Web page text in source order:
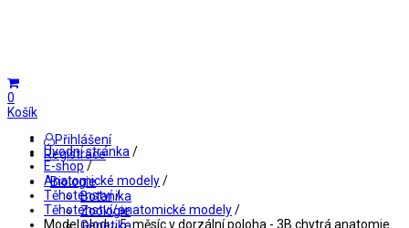
0
Košík
Přihlášení
Registrace
Biologie
Botanika
Zoologie
Úvodní stránka /
E-shop /
Anatomické modely/
Těhotenství/
Těhotenství/anatomické modely/
Model plodu, 5. měsíc v dorzální poloha - 3B chytrá anatomie